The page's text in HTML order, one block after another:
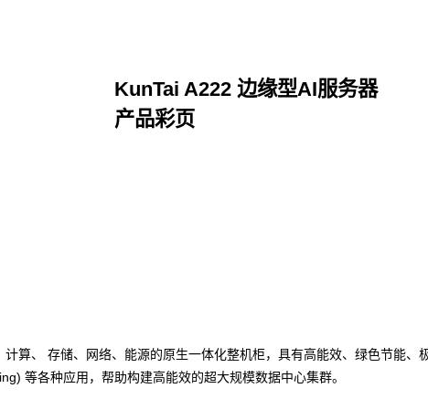
KunTai A222 边缘型AI服务器
产品彩页
算、 存储、网络、能源的原生一体化整机柜，具有高能效、绿色节能、
等各种应用，帮助构建高能效的超大规模数据中心集群。